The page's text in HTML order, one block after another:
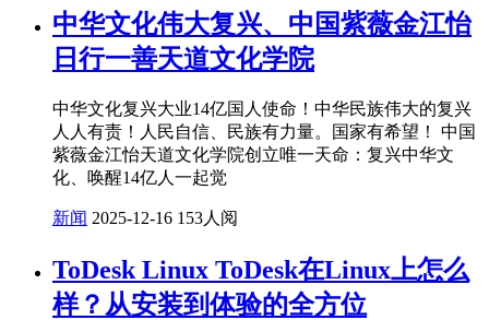
中华文化伟大复兴、中国紫薇金江怡
日行一善天道文化学院
中华文化复兴大业14亿国人使命！中华民族伟大的复兴
人人有责！人民自信、民族有力量。国家有希望！ 中国
紫薇金江怡天道文化学院创立唯一天命：复兴中华文
化、唤醒14亿人一起觉
新闻 2025-12-16 153人阅
ToDesk Linux ToDesk在Linux上怎么
样？从安装到体验的全方位